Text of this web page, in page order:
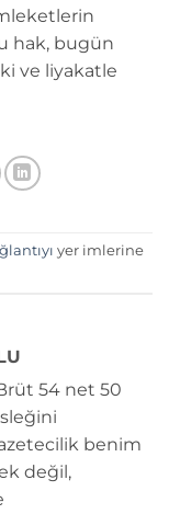
hak, bugün
ve liyakatle
yer imlerine
54 net 50
benim
değil,